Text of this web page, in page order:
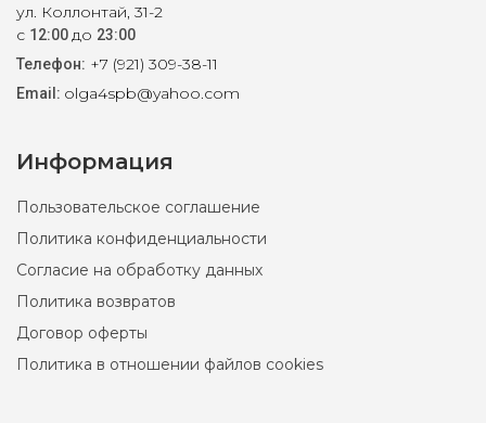
ул. Коллонтай, 31-2
с 12:00до 23:00
Телефон: +7 (921) 309-38-11
Email: olga4spb@yahoo.com
Информация
Пользовательское соглашение
Политика конфиденциальности
Согласие на обработку данных
Политика возвратов
Договор оферты
Политика в отношении файлов cookies